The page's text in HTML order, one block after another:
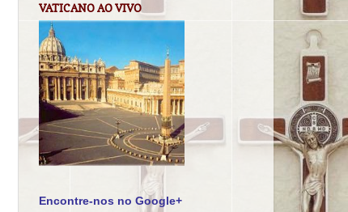
VATICANO AO VIVO
Encontre-nos no Google+